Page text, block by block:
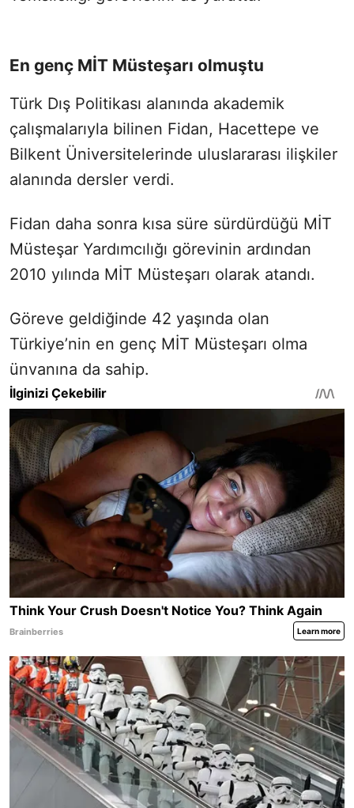
En genç MİT Müsteşarı olmuştu
Türk Dış Politikası alanında akademik
çalışmalarıyla bilinen Fidan, Hacettepe ve
Bilkent Üniversitelerinde uluslararası ilişkiler
alanında dersler verdi.
Fidan daha sonra kısa süre sürdürdüğü MİT
Müsteşar Yardımcılığı görevinin ardından
2010 yılında MİT Müsteşarı olarak atandı.
Göreve geldiğinde 42 yaşında olan
Türkiye’nin en genç MİT Müsteşarı olma
ünvanına da sahip.